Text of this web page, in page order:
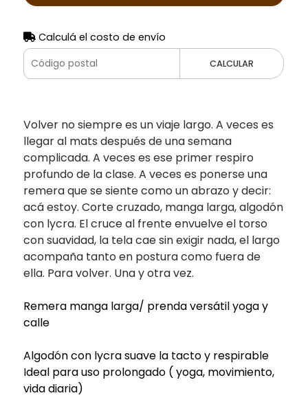
Calculá el costo de envío
CALCULAR
Volver no siempre es un viaje largo. A veces es
llegar al mats después de una semana
complicada. A veces es ese primer respiro
profundo de la clase. A veces es ponerse una
remera que se siente como un abrazo y decir:
acá estoy. Corte cruzado, manga larga, algodón
con lycra. El cruce al frente envuelve el torso
con suavidad, la tela cae sin exigir nada, el largo
acompaña tanto en postura como fuera de
ella. Para volver. Una y otra vez.
Remera manga larga/ prenda versátil yoga y
calle
Algodón con lycra suave la tacto y respirable
Ideal para uso prolongado ( yoga, movimiento,
vida diaria)